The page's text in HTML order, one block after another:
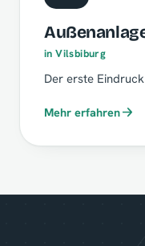
in Vilsbiburg
Der erste
Mehr erfahren